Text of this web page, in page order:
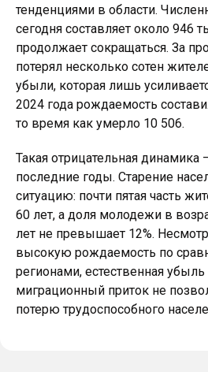
тенденциями в области.
сегодня составляет около 946
продолжает сокращаться. За
потерял несколько сотен
убыли, которая лишь
2024 года рождаемость
то время как умерло 10 506.
Такая отрицательная динамика
последние годы. Старение
ситуацию: почти пятая часть
60 лет, а доля молодежи в
лет не превышает 12%.
высокую рождаемость по
регионами, естественная
миграционный приток не
потерю трудоспособного